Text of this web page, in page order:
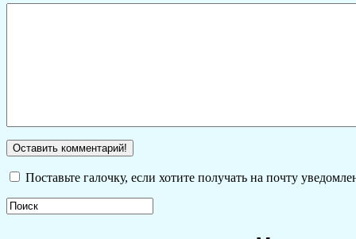
Поставьте галочку, если хотите получать на почту